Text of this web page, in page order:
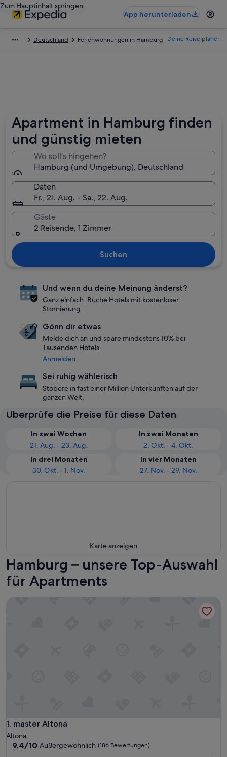
Zum Hauptinhalt springen
App herunterladen
Deutschland Ferienwohnungen in Hamburg Deine Reise planen
Apartment in Hamburg finden
und günstig mieten
Wo soll’s hingehen?
Hamburg (und Umgebung), Deutschland
Daten
Fr., 21. Aug. - Sa., 22. Aug.
Gäste
2 Reisende, 1 Zimmer
Suchen
Und wenn du deine Meinung änderst?
Ganz einfach: Buche Hotels mit kostenloser
Stornierung.
Gönn dir etwas
Melde dich an und spare mindestens 10% bei
Tausenden Hotels.
Anmelden
Sei ruhig wählerisch
Stöbere in fast einer Million Unterkünften auf der
ganzen Welt.
Überprüfe die Preise für diese Daten
In zwei Wochen
21. Aug. - 23. Aug.
In zwei Monaten
2. Okt. - 4. Okt.
In drei Monaten
30. Okt. - 1. Nov.
In vier Monaten
27. Nov. - 29. Nov.
Karte anzeigen
Hamburg – unsere Top-Auswahl
für Apartments
1. master Altona
master Altona
Altona
9.4
9,4/10 Außergewöhnlich (186 Bewertungen)